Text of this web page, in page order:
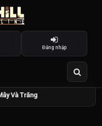
Đăng nhập
Và Trăng